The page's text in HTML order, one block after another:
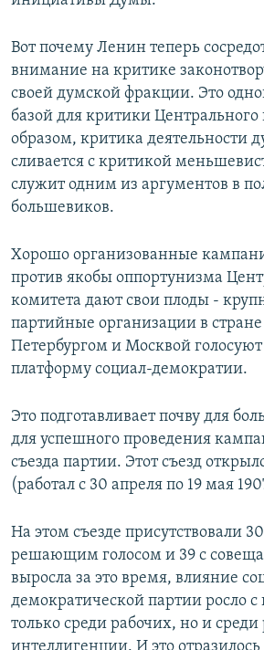
Вот почему Ленин теперь
внимание на критике
своей думской фракции. Это
базой для критики
образом, критика деятельности
сливается с критикой
служит одним из аргументов в
большевиков.
Хорошо организованные
против якобы оппортунизма
комитета дают свои плоды -
партийные организации в стране
Петербургом и Москвой
платформу социал-демократии.
Это подготавливает почву для
для успешного проведения
съезда партии. Этот съезд
(работал с 30 апреля по 19 мая
На этом съезде присутствовали
решающим голосом и 39 с
выросла за это время, влияние
демократической партии росло
только среди рабочих, но и среди